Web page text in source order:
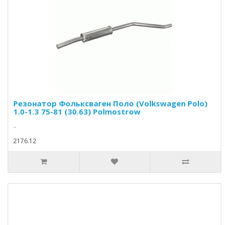
Резонатор Фольксваген Поло (Volkswagen Polo)
1.0-1.3 75-81 (30.63) Polmostrow
..
2176.12